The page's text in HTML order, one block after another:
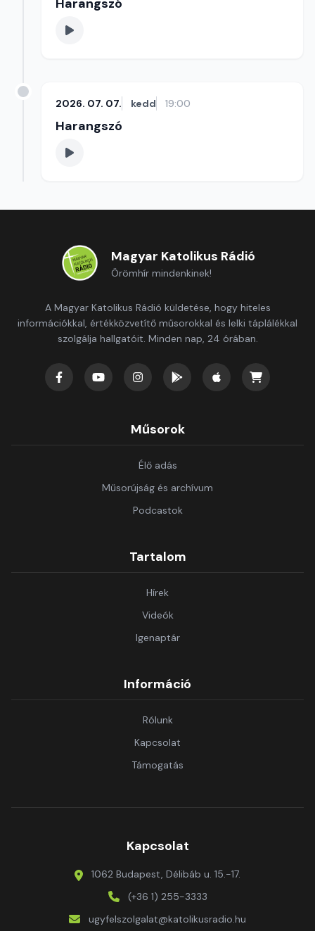
Harangszó
2026. 07. 07. kedd 19:00
Harangszó
Magyar Katolikus Rádió
Örömhír mindenkinek!
A Magyar Katolikus Rádió küldetése, hogy hiteles
információkkal, értékközvetítő műsorokkal és lelki táplálékkal
szolgálja hallgatóit. Minden nap, 24 órában.
Műsorok
Élő adás
Műsorújság és archívum
Podcastok
Tartalom
Hírek
Videók
Igenaptár
Információ
Rólunk
Kapcsolat
Támogatás
Kapcsolat
1062 Budapest, Délibáb u. 15.-17.
(+36 1) 255-3333
ugyfelszolgalat@katolikusradio.hu